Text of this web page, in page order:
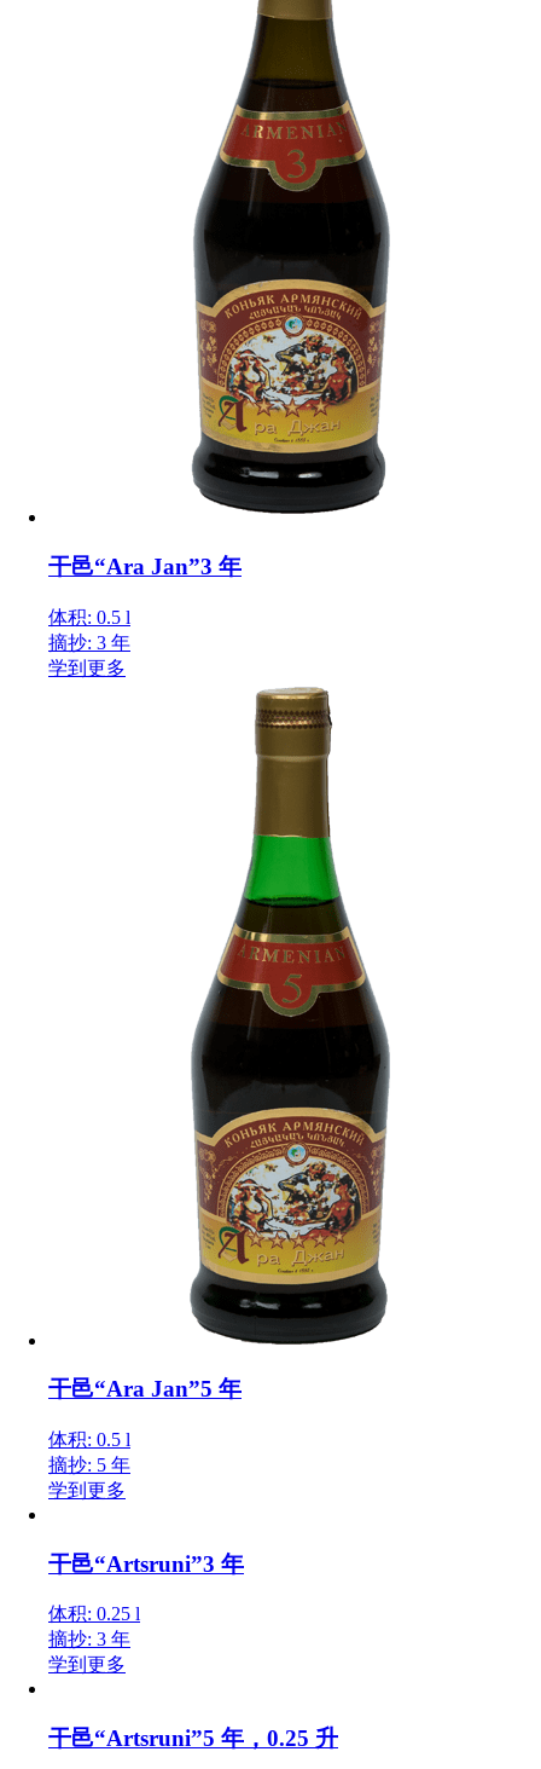
干邑“Ara Jan”3 年
体积: 0.5 l
摘抄: 3 年
学到更多
干邑“Ara Jan”5 年
体积: 0.5 l
摘抄: 5 年
学到更多
干邑“Artsruni”3 年
体积: 0.25 l
摘抄: 3 年
学到更多
干邑“Artsruni”5 年，0.25 升